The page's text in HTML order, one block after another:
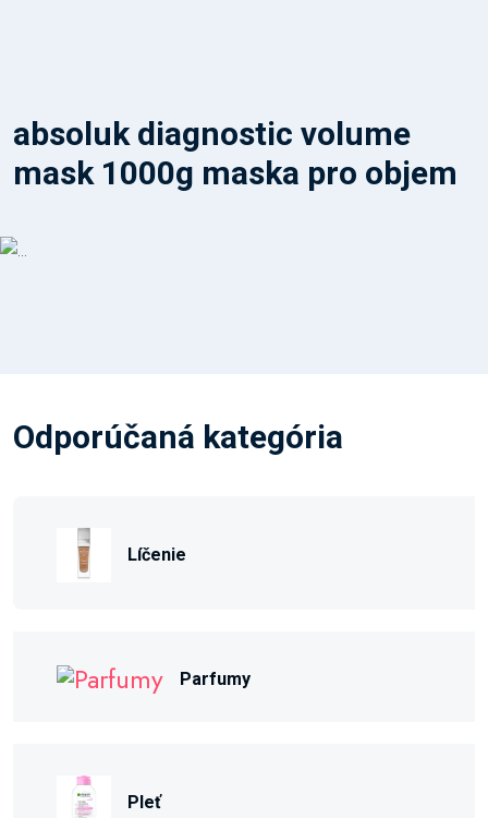
absoluk diagnostic volume
mask 1000g maska pro objem
Odporúčaná kategória
Líčenie
Parfumy
Pleť